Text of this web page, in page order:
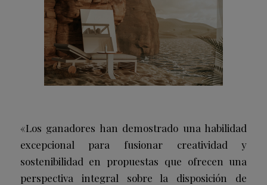
«Los ganadores han demostrado una habilidad
excepcional para fusionar creatividad y
sostenibilidad en propuestas que ofrecen una
perspectiva integral sobre la disposición de